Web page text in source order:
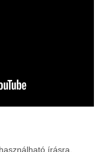
írásra,